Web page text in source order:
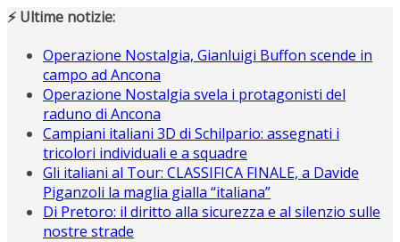
Salta
contenuto
⚡ Ultime notizie:
Operazione Nostalgia, Gianluigi Buffon scende in
campo ad Ancona
Operazione Nostalgia svela i protagonisti del
raduno di Ancona
Campiani italiani 3D di Schilpario: assegnati i
tricolori individuali e a squadre
Gli italiani al Tour: CLASSIFICA FINALE, a Davide
Piganzoli la maglia gialla “italiana”
Di Pretoro: il diritto alla sicurezza e al silenzio sulle
nostre strade